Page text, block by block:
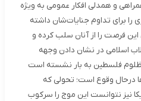
و همدلی افکار عمومی به ویژه
برای تداوم جنایات‌شان داشته
فرصت را از آنان سلب کرده و
اسلامی در نشان دادن وجهه
فلسطین به بار نشسته است
درحال وقوع است؛ تحولی که
نیز نتوانست این موج را سرکوب